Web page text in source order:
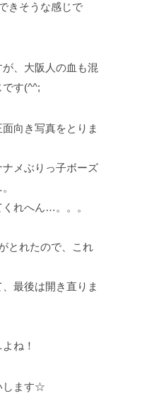
きそうな感じで
、大阪人の血も混
す(^^;
向き写真をとりま
メぶりっ子ボーズ
れへん…。。。
とれたので、これ
最後は開き直りま
ね！
します☆